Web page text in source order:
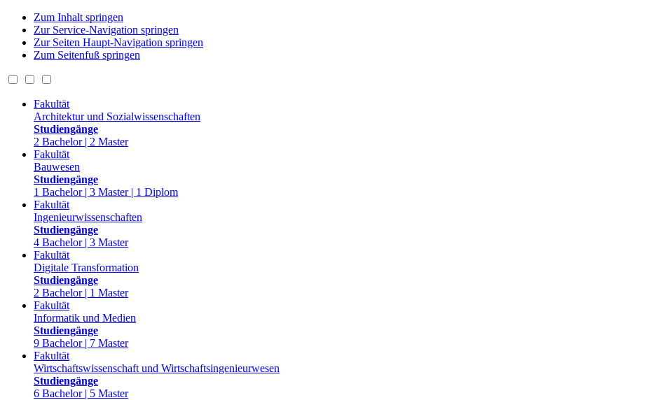
Zum Inhalt springen
Zur Service-Navigation springen
Zur Seiten Haupt-Navigation springen
Zum Seitenfuß springen
Fakultät
Architektur und Sozialwissenschaften
Studiengänge
2 Bachelor | 2 Master
Fakultät
Bauwesen
Studiengänge
1 Bachelor | 3 Master | 1 Diplom
Fakultät
Ingenieurwissenschaften
Studiengänge
4 Bachelor | 3 Master
Fakultät
Digitale Transformation
Studiengänge
2 Bachelor | 1 Master
Fakultät
Informatik und Medien
Studiengänge
9 Bachelor | 7 Master
Fakultät
Wirtschaftswissenschaft und Wirtschaftsingenieurwesen
Studiengänge
6 Bachelor | 5 Master